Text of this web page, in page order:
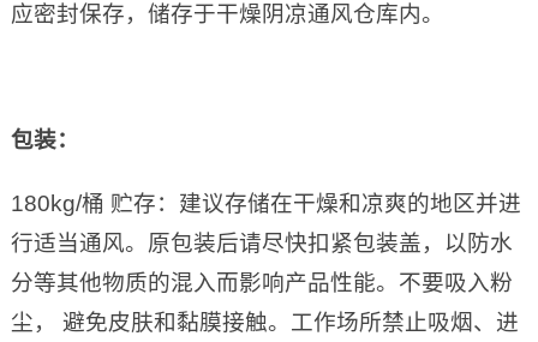
应密封保存，储存于干燥阴凉通风仓库内。
包装：
180kg/桶 贮存：建议存储在干燥和凉爽的地区并进
行适当通风。原包装后请尽快扣紧包装盖，以防水
分等其他物质的混入而影响产品性能。不要吸入粉
尘， 避免皮肤和黏膜接触。工作场所禁止吸烟、进